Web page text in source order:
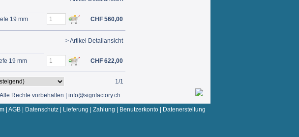
19 mm CHF 560,00
19 mm
> Artikel Detailansicht
CHF 622,00
1/1
Rechte vorbehalten | info@signfactory.ch
AGB Datenschutz Lieferung Zahlung Benutzerkonto Datenerstellung